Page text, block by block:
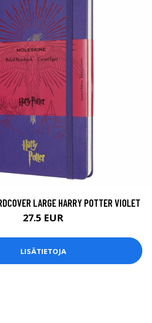
LARGE HARRY POTTER VIOLET
27.5 EUR
LISÄTIETOJA